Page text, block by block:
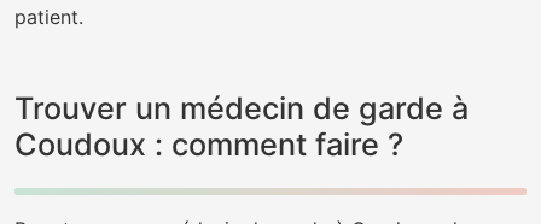
patient.
Trouver un médecin de garde à
Coudoux : comment faire ?